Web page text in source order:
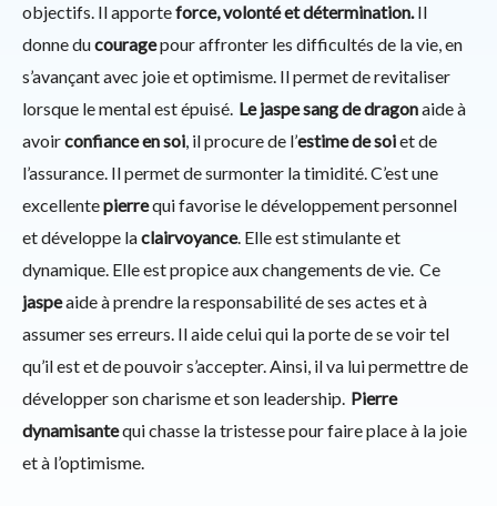
objectifs. Il apporteforce, volonté et détermination.Il
donne ducouragepour affronter les difficultés de la vie, en
s’avançant avec joie et optimisme. Il permet de revitaliser
lorsque le mental est épuisé. Le jaspe sang de dragonaide à
avoirconfiance en soi, il procure de l’estime de soiet de
l’assurance. Il permet de surmonter la timidité. C’est une
excellentepierrequi favorise le développement personnel
et développe laclairvoyance. Elle est stimulante et
dynamique. Elle est propice aux changements de vie. Ce
jaspeaide à prendre la responsabilité de ses actes et à
assumer ses erreurs. Il aide celui qui la porte de se voir tel
qu’il est et de pouvoir s’accepter. Ainsi, il va lui permettre de
développer son charisme et son leadership. Pierre
dynamisantequi chasse la tristesse pour faire place à la joie
et à l’optimisme.